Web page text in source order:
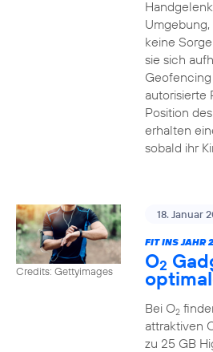
keine
sie sich
autorisierte
Position
erhalten
sobald ihr
Credits: Gettyimages
18. Januar
FIT INS JAHR
O2
Bei O2
attraktiven
zu 25 GB